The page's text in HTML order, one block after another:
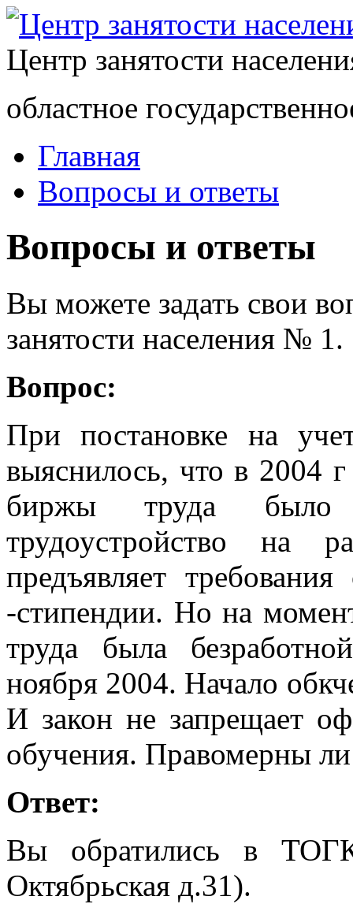
Центр занятости
областное
Главная
Вопросы и ответы
Вопросы и ответы
Вы можете задать свои
занятости населения № 1.
Вопрос:
При постановке на
выяснилось, что в 2004
биржы труда было
трудоустройство на
предъявляет
-стипендии. Но на
труда была
ноября 2004. Начало
И закон не запрещает
обучения. Правомерны
Ответ:
Вы обратились в
Октябрьская д.31).